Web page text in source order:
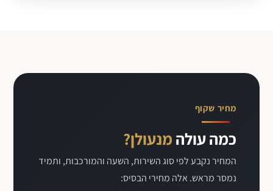
מחיר שקוף
כמה עולה מנעולן?
המחיר נקבע לפי סוג השירות, השעה והמורכבות, ותמיד
נמסר מראש. אלה מחירי הבסיס: